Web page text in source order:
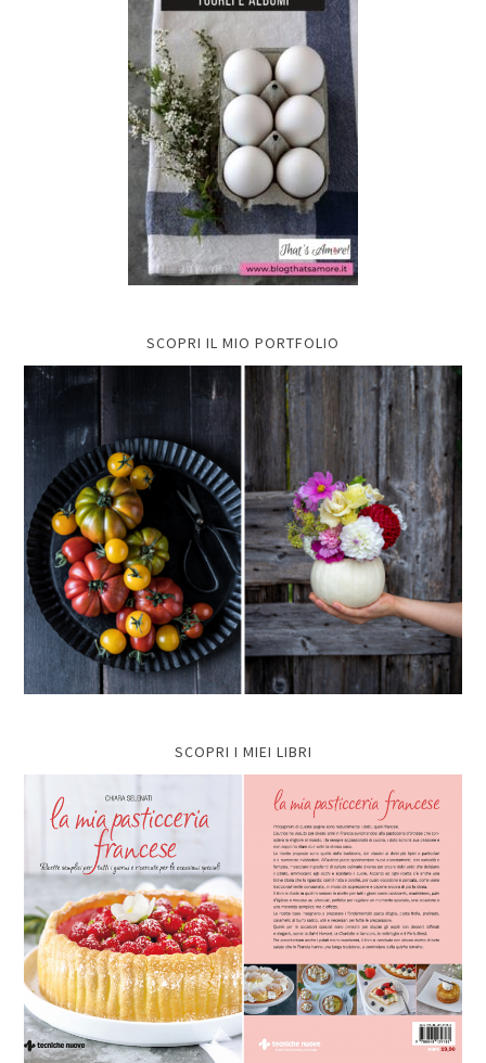
SCOPRI IL MIO PORTFOLIO
SCOPRI I MIEI LIBRI